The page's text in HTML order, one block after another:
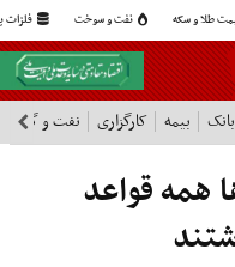
طلا و سکه نفت و سوخت فلزات
بانک بیمه کارگزاری نفت و گاز
همه قواعد